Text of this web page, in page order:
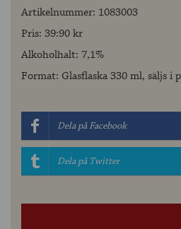
Artikelnummer: 1083003
Pris: 39:90 kr
Alkoholhalt: 7,1%
Format: Glasflaska 330 ml, säljs i
Dela på Facebook
Dela på Twitter